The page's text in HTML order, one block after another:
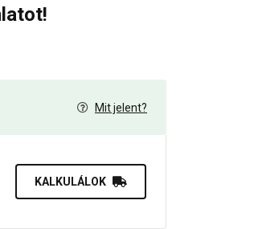
Mit jelent?
KALKULÁLOK